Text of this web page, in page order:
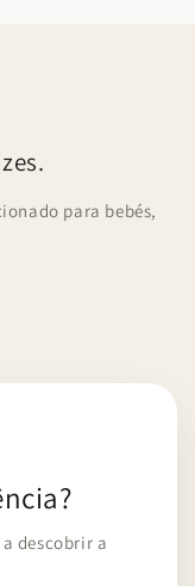
para bebés,
descobrir a